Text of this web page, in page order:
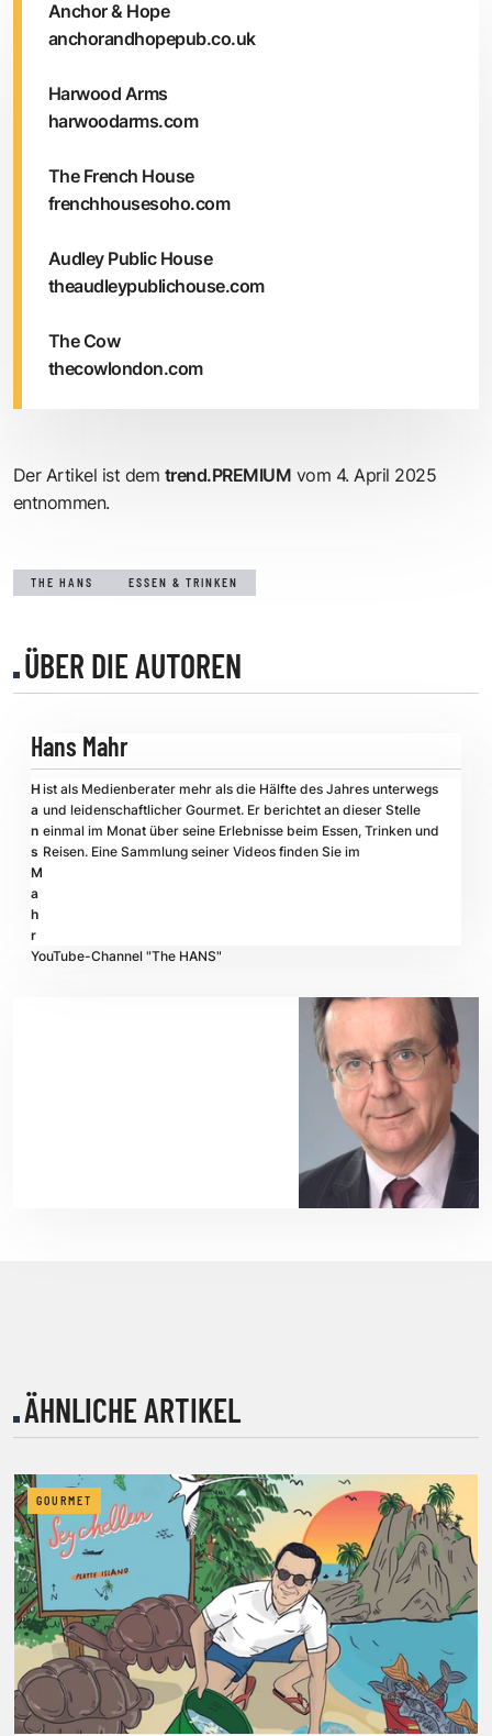
Anchor & Hope
anchorandhopepub.co.uk
Harwood Arms
harwoodarms.com
The French House
frenchhousesoho.com
Audley Public House
theaudleypublichouse.com
The Cow
thecowlondon.com
Der Artikel ist dem trend.PREMIUM vom 4. April 2025
entnommen.
THE HANS ESSEN & TRINKEN
ÜBER DIE AUTOREN
Hans Mahr
H
a
n
s
M
a
h
r
ist als Medienberater mehr als die Hälfte des Jahres unterwegs
und leidenschaftlicher Gourmet. Er berichtet an dieser Stelle
einmal im Monat über seine Erlebnisse beim Essen, Trinken und
Reisen. Eine Sammlung seiner Videos finden Sie im
YouTube-Channel "The HANS"
ÄHNLICHE ARTIKEL
GOURMET